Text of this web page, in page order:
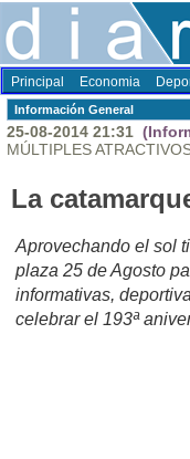
Principal Economia
Información General
25-08-2014 21:31
MÚLTIPLES
La
Aprovechando el sol
plaza 25 de Agosto
informativas,
celebrar el 193ª